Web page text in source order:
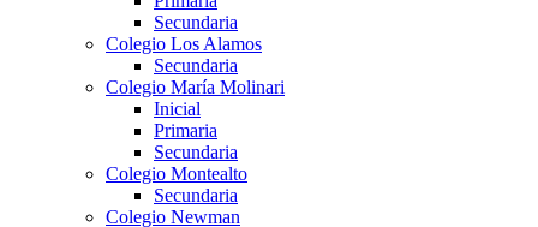
Secundaria
Colegio Los Alamos
Secundaria
Colegio María Molinari
Inicial
Primaria
Secundaria
Colegio Montealto
Secundaria
Colegio Newman